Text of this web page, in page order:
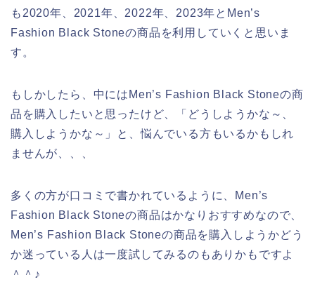
も2020年、2021年、2022年、2023年とMen’s
Fashion Black Stoneの商品を利用していくと思いま
す。
もしかしたら、中にはMen’s Fashion Black Stoneの商
品を購入したいと思ったけど、「どうしようかな～、
購入しようかな～」と、悩んでいる方もいるかもしれ
ませんが、、、
多くの方が口コミで書かれているように、Men’s
Fashion Black Stoneの商品はかなりおすすめなので、
Men’s Fashion Black Stoneの商品を購入しようかどう
か迷っている人は一度試してみるのもありかもですよ
＾＾♪